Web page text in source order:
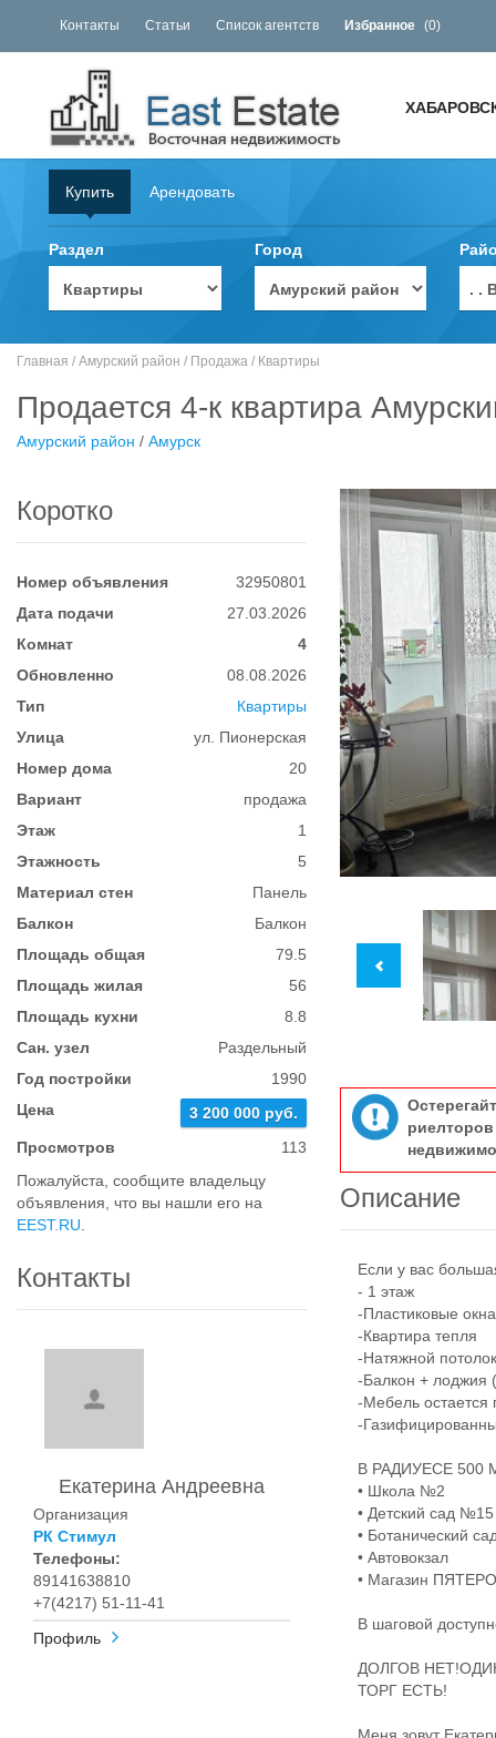
Контакты Статьи Список агентств Избранное (0)
Купить Арендовать
Раздел Город
. .
Главная / Амурский район / Продажа / Квартиры
Продается 4-к квартира
Амурский район / Амурск
Коротко
Номер объявления
32950801
Дата подачи
27.03.2026
Комнат
4
Обновленно
08.08.2026
Тип
Квартиры
Улица
ул. Пионерская
Номер дома
20
Вариант
продажа
Этаж
1
Этажность
5
Материал стен
Панель
Балкон
Балкон
Площадь общая
79.5
Площадь жилая
56
Площадь кухни
8.8
Сан. узел
Раздельный
Год постройки
1990
Цена
3 200 000 руб.
Просмотров
113
Пожалуйста, сообщите владельцу
объявления, что вы нашли его на
EEST.RU
Контакты
Екатерина Андреевна
Организация
РК Стимул
Телефоны:
89141638810
+7(4217) 51-11-41
Профиль
Описание
Если у вас
- 1 этаж
-Пластиковые окна
-Квартира тепля
-Натяжной
-Балкон + лоджия
-Мебель остается
-
В РАДИУЕСЕ 500
• Школа №2
• Детский сад №15
• Ботанический
• Автовокзал
• Магазин
В шаговой
ДОЛГОВ
ТОРГ ЕСТЬ!